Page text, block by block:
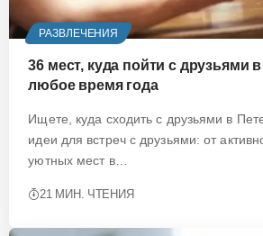
РАЗВЛЕЧЕНИЯ
36 мест, куда пойти с друзьями
любое время года
Ищете, куда сходить с друзьями в
идеи для встреч с друзьями: от
уютных мест в…
21 МИН. ЧТЕНИЯ